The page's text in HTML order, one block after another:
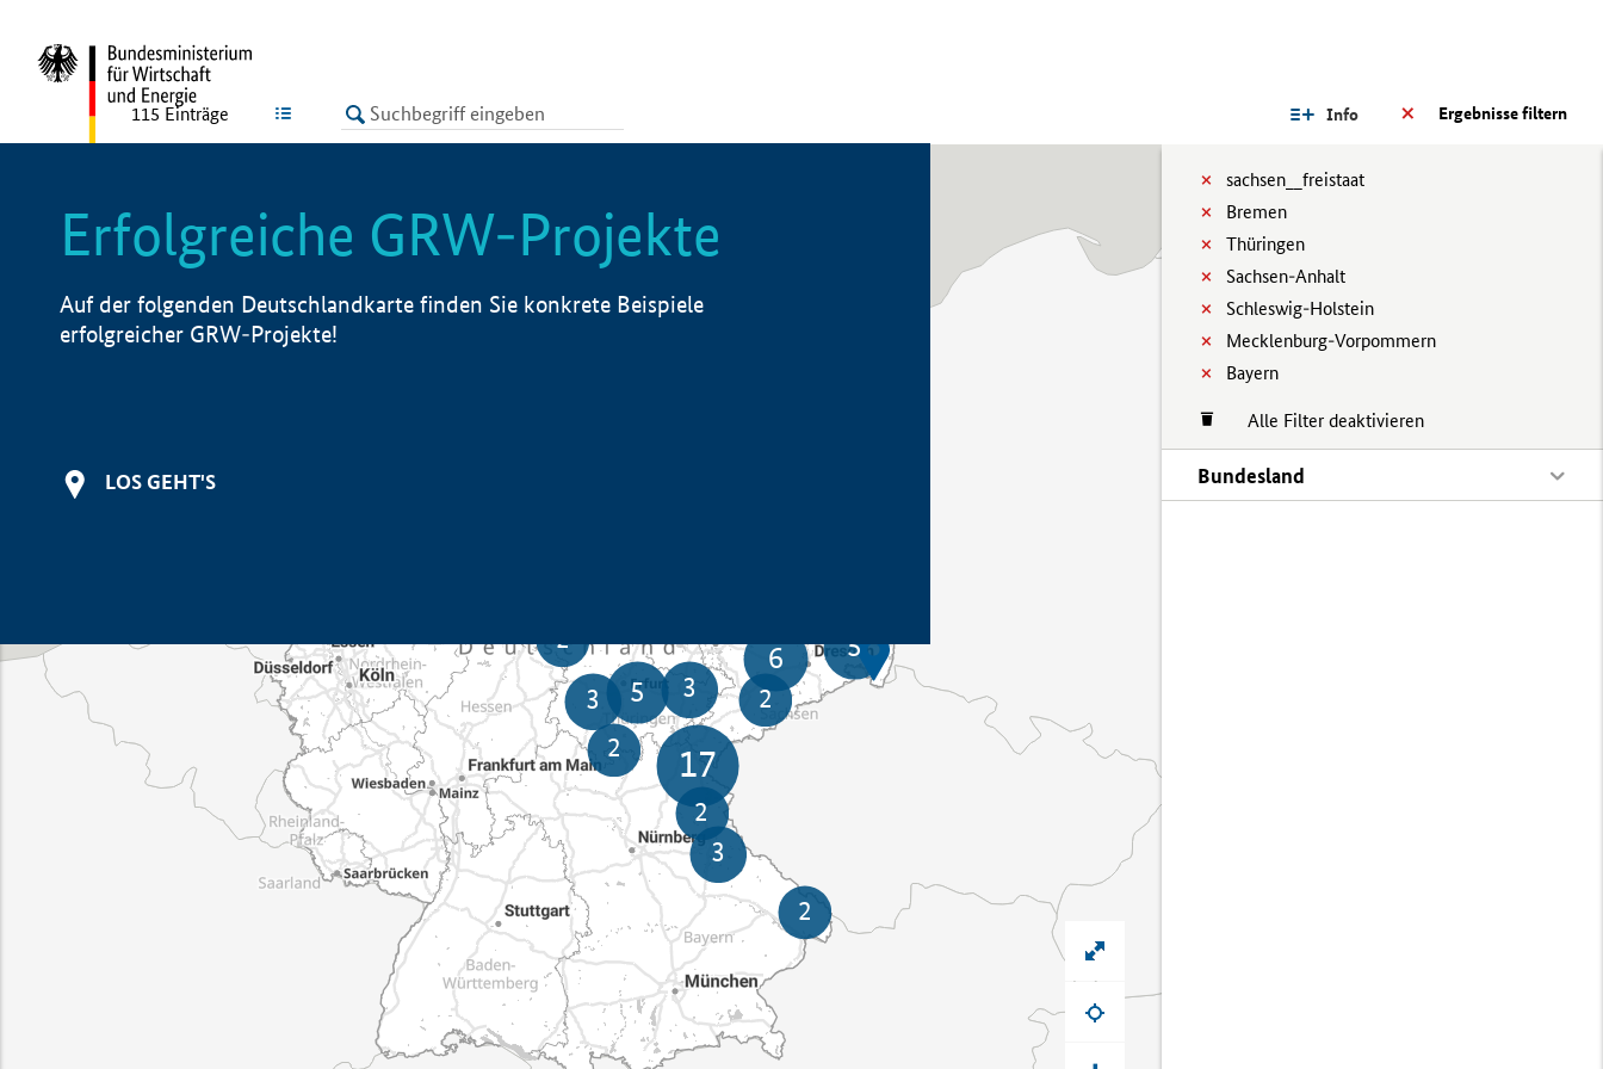
LISTE Ergebnisse filtern
Info
sachsen__freistaat
Bremen
Thüringen
Sachsen-Anhalt
Schleswig-Holstein
Mecklenburg-Vorpommern
Bayern
Alle Filter deaktivieren
Bundesland
115 Einträge
Erfolgreiche GRW-Projekte
Auf der folgenden Deutschlandkarte finden Sie konkrete Beispiele
erfolgreicher GRW-Projekte!
LOS GEHT'S